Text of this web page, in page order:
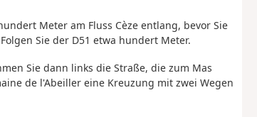
Meter am Fluss Cèze entlang, bevor Sie
Sie der D51 etwa hundert Meter.
Sie dann links die Straße, die zum Mas
de l'Abeiller eine Kreuzung mit zwei Wegen